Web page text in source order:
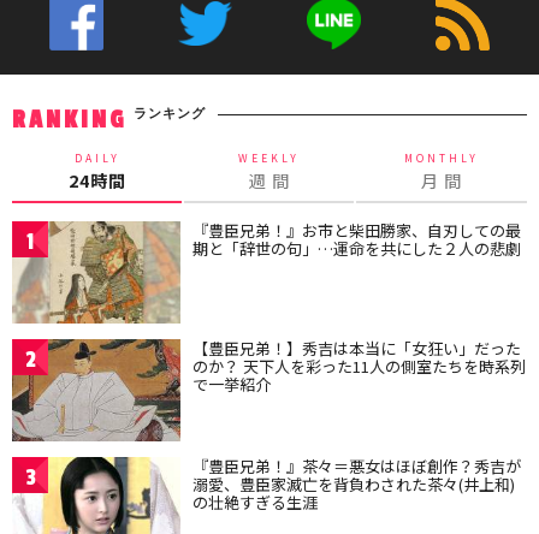
RANKING ランキング
DAILY
24時間
WEEKLY
週 間
MONTHLY
月 間
1 『豊臣兄弟！』お市と柴田勝家、自刃しての最
期と「辞世の句」…運命を共にした２人の悲劇
2 【豊臣兄弟！】秀吉は本当に「女狂い」だった
のか？ 天下人を彩った11人の側室たちを時系列
で一挙紹介
3 『豊臣兄弟！』茶々＝悪女はほぼ創作？秀吉が
溺愛、豊臣家滅亡を背負わされた茶々(井上和)
の壮絶すぎる生涯